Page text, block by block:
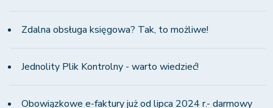
Zdalna obsługa księgowa? Tak, to możliwe!
Jednolity Plik Kontrolny - warto wiedzieć!
Obowiązkowe e-faktury już od lipca 2024 r.- darmowy